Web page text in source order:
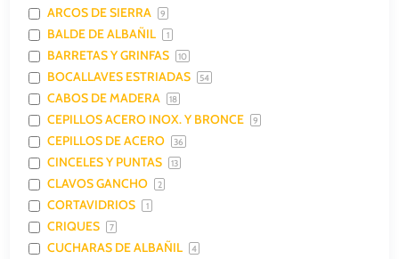
ARCOS DE SIERRA 9
BALDE DE ALBAÑIL 1
BARRETAS Y GRINFAS 10
BOCALLAVES ESTRIADAS 54
CABOS DE MADERA 18
CEPILLOS ACERO INOX. Y BRONCE 9
CEPILLOS DE ACERO 36
CINCELES Y PUNTAS 13
CLAVOS GANCHO 2
CORTAVIDRIOS 1
CRIQUES 7
CUCHARAS DE ALBAÑIL 4